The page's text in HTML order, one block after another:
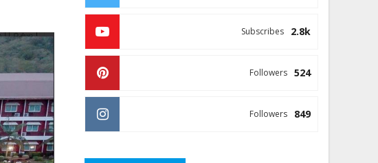
2.8k
Subscribes
524
Followers
849
Followers